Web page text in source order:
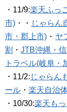
・11/9:楽天ふっ
市) ・・ じゃらん
市・郡上市) ・ ヤ
割 ・ JTB沖縄・
トラベル(岐阜・
・11/2: じゃらん
ール ・ 楽天自治
・10/30:楽天も